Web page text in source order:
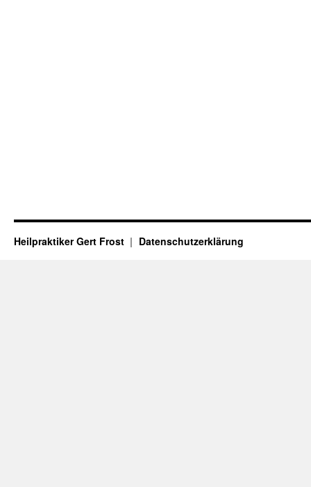
Heilpraktiker Gert Frost Datenschutzerklärung